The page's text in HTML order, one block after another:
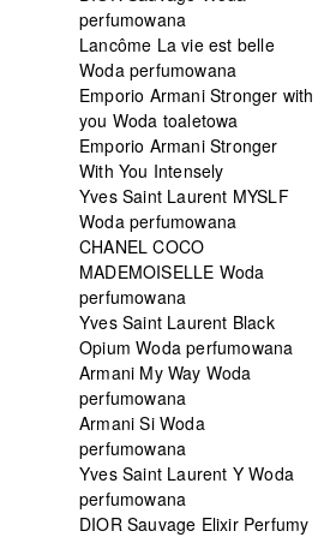
perfumowana
Lancôme La vie est belle
Woda perfumowana
Emporio Armani Stronger with
you Woda toaletowa
Emporio Armani Stronger
With You Intensely
Yves Saint Laurent MYSLF
Woda perfumowana
CHANEL COCO
MADEMOISELLE Woda
perfumowana
Yves Saint Laurent Black
Opium Woda perfumowana
Armani My Way Woda
perfumowana
Armani Si Woda
perfumowana
Yves Saint Laurent Y Woda
perfumowana
DIOR Sauvage Elixir Perfumy